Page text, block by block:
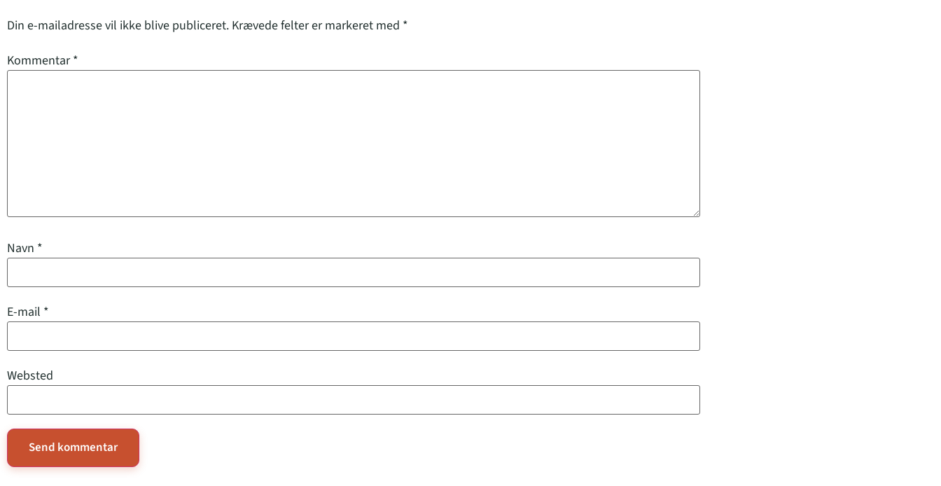
Din e-mailadresse vil ikke blive publiceret. Krævede felter er markeret med *
Kommentar*
Navn *
E-mail *
Websted